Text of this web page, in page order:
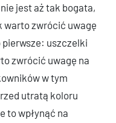
jest aż tak bogata,
warto zwrócić uwagę
uszczelki
zwrócić uwagę na
w tym
utratą koloru
to wpłynąć na